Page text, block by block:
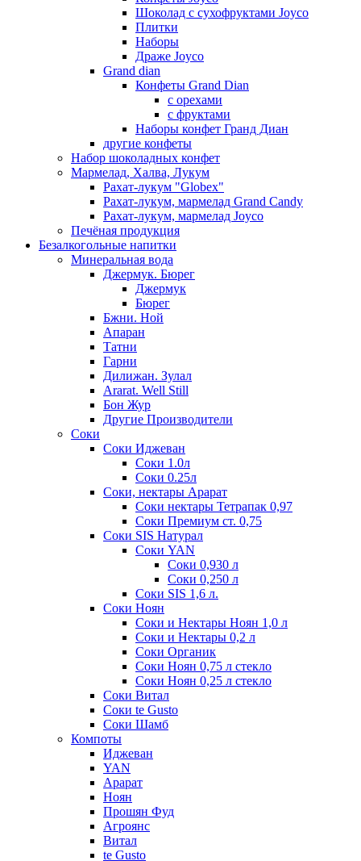
Шоколад с сухофруктами Joyco
Плитки
Наборы
Драже Joyco
Grand dian
Конфеты Grand Dian
с орехами
с фруктами
Наборы конфет Гранд Диан
другие конфеты
Набор шоколадных конфет
Мармелад, Халва, Лукум
Рахат-лукум "Globex"
Рахат-лукум, мармелад Grand Candy
Рахат-лукум, мармелад Joyco
Печёная продукция
Безалкогольные напитки
Минеральная вода
Джермук. Бюрег
Джермук
Бюрег
Бжни. Ной
Апаран
Татни
Гарни
Дилижан. Зулал
Ararat. Well Still
Бон Жур
Другие Производители
Соки
Соки Иджеван
Соки 1.0л
Соки 0.25л
Соки, нектары Арарат
Соки нектары Тетрапак 0,97
Соки Премиум ст. 0,75
Соки SIS Натурал
Соки YAN
Соки 0,930 л
Соки 0,250 л
Соки SIS 1,6 л.
Соки Ноян
Соки и Нектары Ноян 1,0 л
Соки и Нектары 0,2 л
Соки Органик
Соки Ноян 0,75 л стекло
Соки Ноян 0,25 л стекло
Соки Витал
Соки te Gusto
Соки Шамб
Компоты
Иджеван
YAN
Арарат
Ноян
Прошян Фуд
Агроянс
Витал
te Gusto